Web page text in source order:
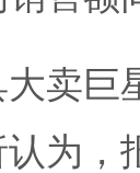
卖巨
为，